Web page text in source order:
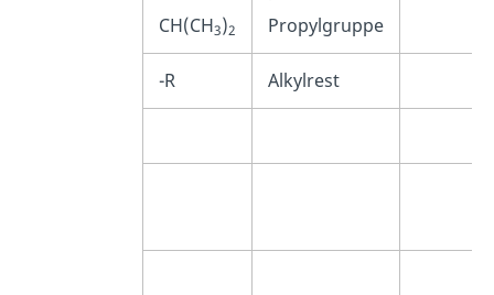
CH(CH3)2
Propylgruppe
-R Alkylrest